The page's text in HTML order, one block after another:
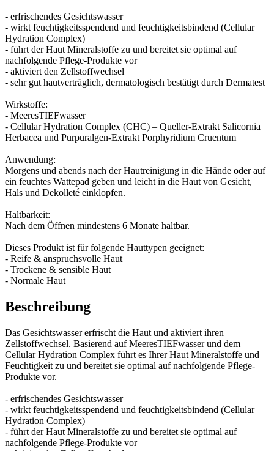
- erfrischendes Gesichtswasser
- wirkt feuchtigkeitsspendend und feuchtigkeitsbindend (Cellular
Hydration Complex)
- führt der Haut Mineralstoffe zu und bereitet sie optimal auf
nachfolgende Pflege-Produkte vor
- aktiviert den Zellstoffwechsel
- sehr gut hautverträglich, dermatologisch bestätigt durch Dermatest
Wirkstoffe:
- MeeresTIEFwasser
- Cellular Hydration Complex (CHC) – Queller-Extrakt Salicornia
Herbacea und Purpuralgen-Extrakt Porphyridium Cruentum
Anwendung:
Morgens und abends nach der Hautreinigung in die Hände oder auf
ein feuchtes Wattepad geben und leicht in die Haut von Gesicht,
Hals und Dekolleté einklopfen.
Haltbarkeit:
Nach dem Öffnen mindestens 6 Monate haltbar.
Dieses Produkt ist für folgende Hauttypen geeignet:
- Reife & anspruchsvolle Haut
- Trockene & sensible Haut
- Normale Haut
Beschreibung
Das Gesichtswasser erfrischt die Haut und aktiviert ihren
Zellstoffwechsel. Basierend auf MeeresTIEFwasser und dem
Cellular Hydration Complex führt es Ihrer Haut Mineralstoffe und
Feuchtigkeit zu und bereitet sie optimal auf nachfolgende Pflege-
Produkte vor.
- erfrischendes Gesichtswasser
- wirkt feuchtigkeitsspendend und feuchtigkeitsbindend (Cellular
Hydration Complex)
- führt der Haut Mineralstoffe zu und bereitet sie optimal auf
nachfolgende Pflege-Produkte vor